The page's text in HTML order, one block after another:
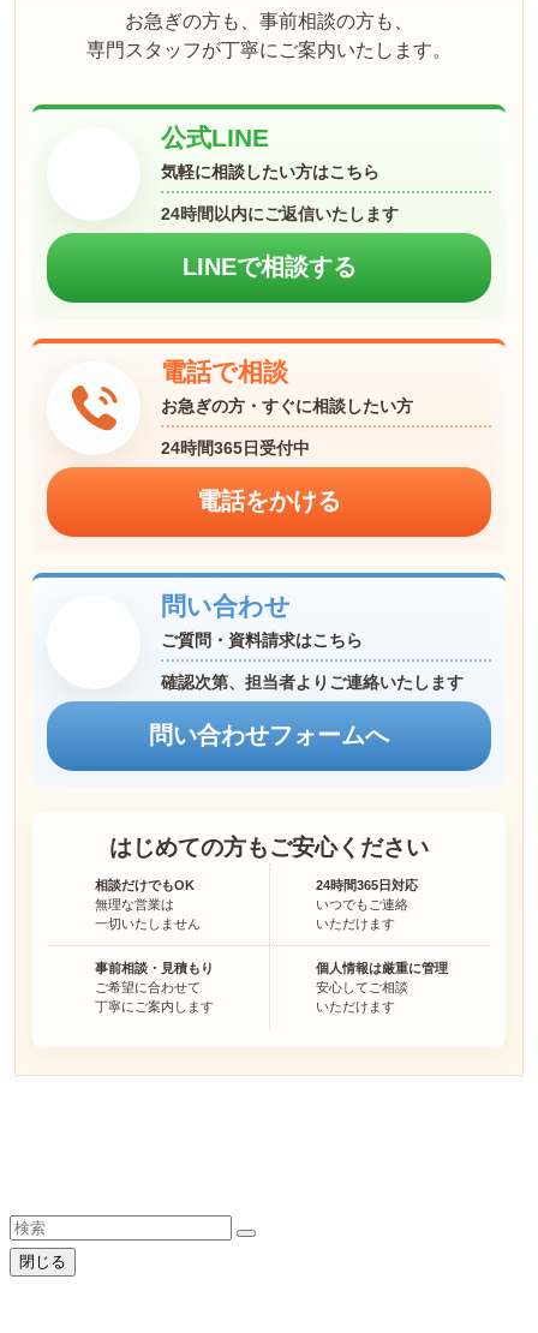
お急ぎの方も、事前相談の方も、
専門スタッフが丁寧にご案内いたします。
公式LINE
気軽に相談したい方はこちら
24時間以内にご返信いたします
LINEで相談する
電話で相談
お急ぎの方・すぐに相談したい方
24時間365日受付中
問い合わせ
ご質問・資料請求はこちら
確認次第、担当者よりご連絡いたします
問い合わせフォームへ
はじめての方もご安心ください
相談だけでもOK
無理な営業は
一切いたしません
24時間365日対応
いつでもご連絡
いただけます
事前相談・見積もり
ご希望に合わせて
丁寧にご案内します
個人情報は厳重に管理
安心してご相談
いただけます
LINE相談
フォーム入力
閉じる